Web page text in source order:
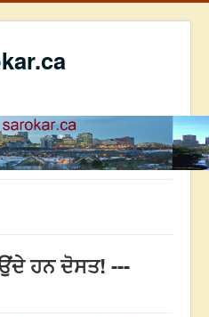
ਹਨ ਦੋਸਤ! ---